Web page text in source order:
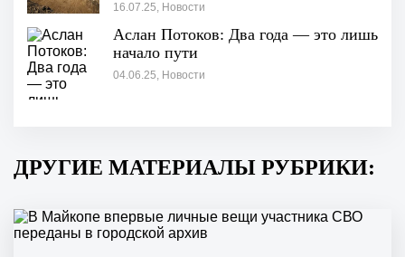
16.07.25, Новости
Аслан Потоков: Два года — это лишь
начало пути
04.06.25, Новости
ДРУГИЕ МАТЕРИАЛЫ РУБРИКИ: